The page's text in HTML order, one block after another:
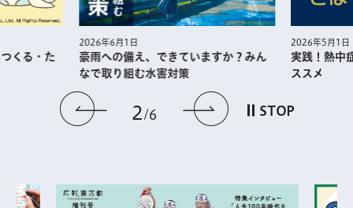
前のスライドを表示
2 6 次のスライドを
STOP
くる・た
2026年6月1日
豪雨への備え、できていますか？みん
なで取り組む水害対策
2026年5月1日
実践！熱中
ススメ